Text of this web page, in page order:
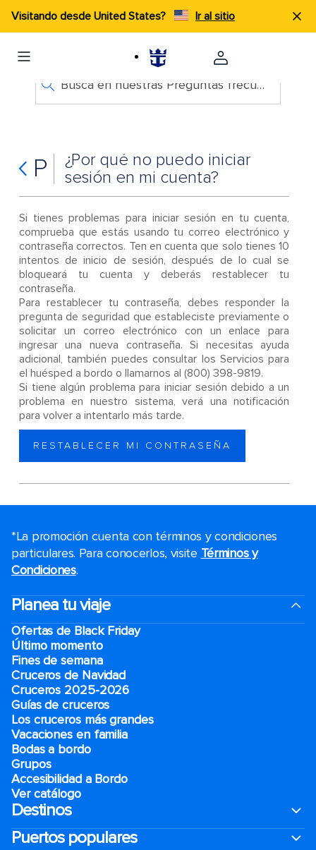
Visitando desde United States? Ir al sitio
Busca en nuestras Preguntas frecuentes
P
¿Por qué no puedo iniciar
sesión en mi cuenta?
Si tienes problemas para iniciar sesión en tu cuenta,
comprueba que estás usando tu correo electrónico y
contraseña correctos. Ten en cuenta que solo tienes 10
intentos de inicio de sesión, después de lo cual se
bloqueará tu cuenta y deberás restablecer tu
contraseña.
Para restablecer tu contraseña, debes responder la
pregunta de seguridad que estableciste previamente o
solicitar un correo electrónico con un enlace para
ingresar una nueva contraseña. Si necesitas ayuda
adicional, también puedes consultar los Servicios para
el huésped a bordo o llamarnos al (800) 398-9819.
Si tiene algún problema para iniciar sesión debido a un
problema en nuestro sistema, verá una notificación
para volver a intentarlo más tarde.
RESTABLECER MI CONTRASEÑA
*La promoción cuenta con términos y condiciones
particulares. Para conocerlos, visite Términos y
Condiciones.
Planea tu viaje
Ofertas de Black Friday
Último momento
Fines de semana
Cruceros de Navidad
Cruceros 2025-2026
Guías de cruceros
Los cruceros más grandes
Vacaciones en familia
Bodas a bordo
Grupos
Accesibilidad a Bordo
Ver catálogo
Destinos
Puertos populares